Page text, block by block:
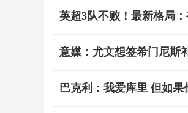
英超3队不败！最新格局
意媒：尤文想签希门尼斯
巴克利：我爱库里 但如